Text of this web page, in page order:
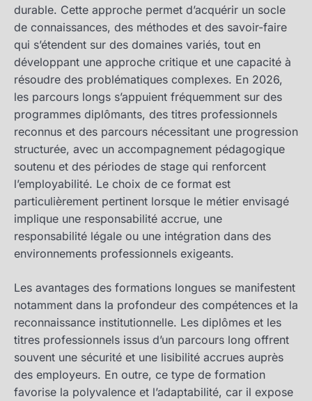
durable. Cette approche permet d’acquérir un socle
de connaissances, des méthodes et des savoir-faire
qui s’étendent sur des domaines variés, tout en
développant une approche critique et une capacité à
résoudre des problématiques complexes. En 2026,
les parcours longs s’appuient fréquemment sur des
programmes diplômants, des titres professionnels
reconnus et des parcours nécessitant une progression
structurée, avec un accompagnement pédagogique
soutenu et des périodes de stage qui renforcent
l’employabilité. Le choix de ce format est
particulièrement pertinent lorsque le métier envisagé
implique une responsabilité accrue, une
responsabilité légale ou une intégration dans des
environnements professionnels exigeants.
Les avantages des formations longues se manifestent
notamment dans la profondeur des compétences et la
reconnaissance institutionnelle. Les diplômes et les
titres professionnels issus d’un parcours long offrent
souvent une sécurité et une lisibilité accrues auprès
des employeurs. En outre, ce type de formation
favorise la polyvalence et l’adaptabilité, car il expose